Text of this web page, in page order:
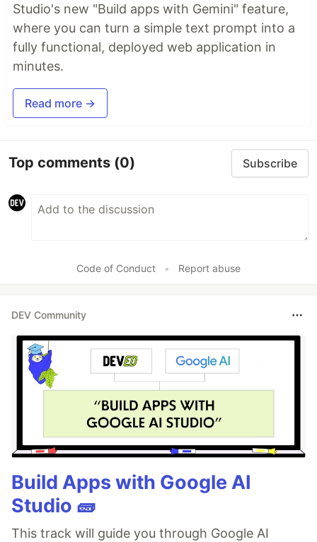
Studio's new "Build apps with Gemini" feature,
where you can turn a simple text prompt into a
fully functional, deployed web application in
minutes.
Read more →
Top comments (0) Subscribe
Code of Conduct • Report abuse
DEV Community
Build Apps with Google AI
Studio 🧱
This track will guide you through Google AI